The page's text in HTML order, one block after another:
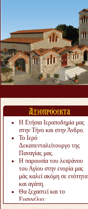
Η Ετήσια Ιεραποδημία μας
στην Τήνο και στην Άνδρο.
Το Ιερό
Δεκαπενταλείτουργο της
Παναγίας μας.
Η παρουσία του λειψάνου
του Αγίου στην ενορία μας
μάς καλεί ακόμη σε ενότητα
και αγάπη.
Θα ξεχαστεί και το
Ευαγγέλιο;